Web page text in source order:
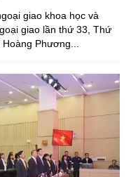
giao khoa học và
giao lần thứ 33, Thứ
Phương...